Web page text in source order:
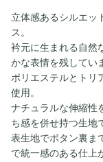
立体感あるシルエッ
ス。
衿元に生まれる自然
かな表情を残してい
ポリエステルとトリ
使用。
ナチュラルな伸縮性
ち感を併せ持つ生地
表生地でボタン裏ま
で統一感のある仕上